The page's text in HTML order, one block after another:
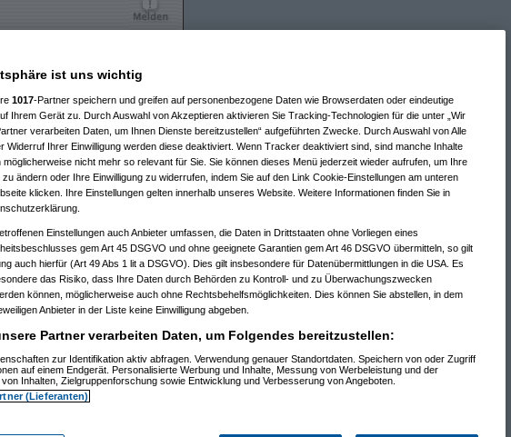
10:52:44)
11:01:21)
11:27:44)
14:15:42)
14:17:28)
am 15.01.2007, 12:42:30)
10:55:38)
11:02:48)
11:17:13)
11:30:04)
11:35:10)
08:06:40)
08:19:08)
resetam 15.01.2007, 13:35:59)
(resetam 16.01.2007, 09:21:51)
(Flipam 16.01.2007, 21:40:15)
15.01.2007, 16:49:41)
am 15.01.2007, 17:34:16)
(Flipam 15.01.2007, 21:31:36)
ist uns wichtig
1017-Partner speichern und greifen auf personenbezogene Daten wie Browserdaten oder eindeutige
Ihrem Gerät zu. Durch Auswahl von Akzeptieren aktivieren Sie Tracking-Technologien für die unter „Wir
verarbeiten Daten, um Ihnen Dienste bereitzustellen“ aufgeführten Zwecke. Durch Auswahl von Alle
Widerruf Ihrer Einwilligung werden diese deaktiviert. Wenn Tracker deaktiviert sind, sind manche Inhalte
möglicherweise nicht mehr so relevant für Sie. Sie können dieses Menü jederzeit wieder aufrufen, um Ihre
zu ändern oder Ihre Einwilligung zu widerrufen, indem Sie auf den Link Cookie-Einstellungen am unteren
klicken. Ihre Einstellungen gelten innerhalb unseres Website. Weitere Informationen finden Sie in
Einstellungen auch Anbieter umfassen, die Daten in Drittstaaten ohne Vorliegen eines
gem Art 45 DSGVO und ohne geeignete Garantien gem Art 46 DSGVO übermitteln, so gilt
auch hierfür (Art 49 Abs 1 lit a DSGVO). Dies gilt insbesondere für Datenübermittlungen in die USA. Es
das Risiko, dass Ihre Daten durch Behörden zu Kontroll- und zu Überwachungszwecken
können, möglicherweise auch ohne Rechtsbehelfsmöglichkeiten. Dies können Sie abstellen, in dem
Anbieter in der Liste keine Einwilligung abgeben.
Partner verarbeiten Daten, um Folgendes bereitzustellen:
zur Identifikation aktiv abfragen. Verwendung genauer Standortdaten. Speichern von oder Zugriff
auf einem Endgerät. Personalisierte Werbung und Inhalte, Messung von Werbeleistung und der
Inhalten, Zielgruppenforschung sowie Entwicklung und Verbesserung von Angeboten.
(Lieferanten)